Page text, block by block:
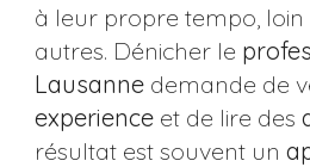
à leur propre tempo,
autres. Dénicher le
Lausannedemande de
experienceet de lire des
résultat est souvent un